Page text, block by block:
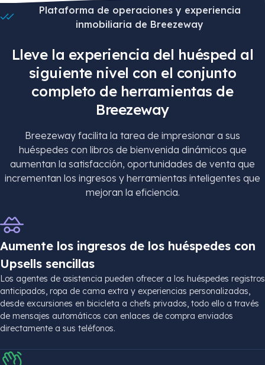
Plataforma de operaciones y experiencia
inmobiliaria de Breezeway
Lleve la experiencia del huésped al
siguiente nivel con el conjunto
completo de herramientas de
Breezeway
Breezeway facilita la tarea de impresionar a sus
huéspedes con libros de bienvenida dinámicos que
aumentan la satisfacción, oportunidades de venta que
incrementan los ingresos y herramientas inteligentes que
mejoran la eficiencia.
Aumente los ingresos de los huéspedes con
Upsells sencillas
Los agentes de asistencia pueden ofrecer a los huéspedes registros
anticipados, ropa de cama extra y experiencias personalizadas,
desde excursiones en bicicleta a chefs privados, todo ello a través
de mensajes automáticos con enlaces de compra enviados
directamente a sus teléfonos.